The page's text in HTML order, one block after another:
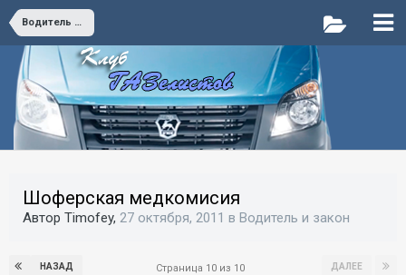
Водитель и закон
Шоферская медкомисия
Автор Timofey, 27 октября, 2011 в Водитель и закон
НАЗАД ДАЛЕЕ
Страница 10 из 10